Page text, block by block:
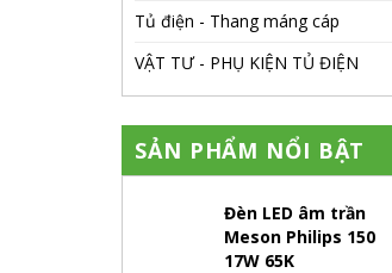
Tủ điện - Thang máng cáp
VẬT TƯ - PHỤ KIỆN TỦ ĐIỆN
SẢN PHẨM NỔI BẬT
Đèn LED âm trần
Meson Philips 150
17W 65K